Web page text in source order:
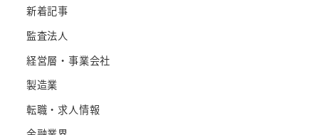
新着記事
監査法人
経営層・事業会社
製造業
転職・求人情報